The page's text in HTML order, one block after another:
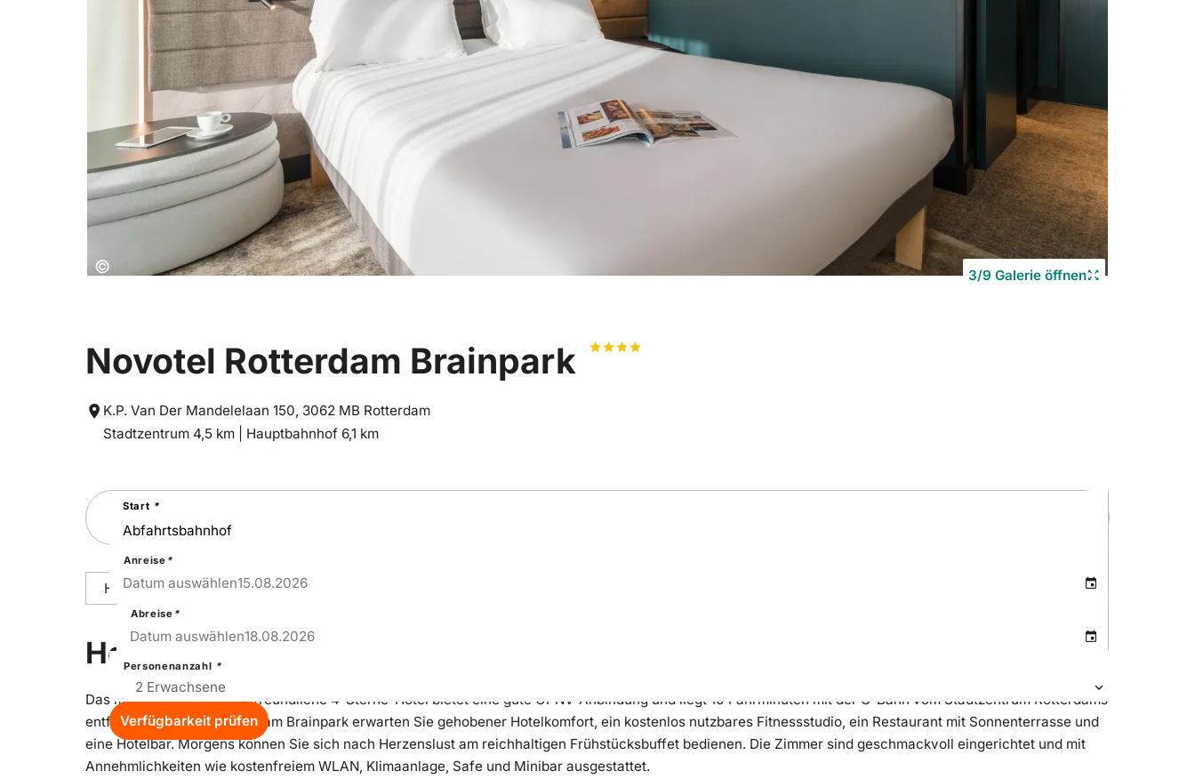
Copyright:
© 3/9 Galerie öffnen
Novotel Rotterdam Brainpark
K.P. Van Der Mandelelaan 150, 3062 MB Rotterdam
Entfernung
Stadtzentrum 4,5 km | Entfernung
Hauptbahnhof 6,1 km
Sie
nach
einer
Städtereise
Start *
Anreise *
15
Sat
Datum auswählen15.08.2026
Abreise *
18
Tue
Datum auswählen18.08.2026
Personenanzahl *
Verfügbarkeit prüfen
Hoteldetails Reisepakete
Hoteldetails
Das moderne und familienfreundliche 4-Sterne-Hotel bietet eine gute ÖPNV-Anbindung und liegt 10 Fahrminuten mit der U-Bahn vom Stadtzentrum Rotterdams
entfernt. Im Novotel Rotterdam Brainpark erwarten Sie gehobener Hotelkomfort, ein kostenlos nutzbares Fitnessstudio, ein Restaurant mit Sonnenterrasse und
eine Hotelbar. Morgens können Sie sich nach Herzenslust am reichhaltigen Frühstücksbuffet bedienen. Die Zimmer sind geschmackvoll eingerichtet und mit
Annehmlichkeiten wie kostenfreiem WLAN, Klimaanlage, Safe und Minibar ausgestattet.